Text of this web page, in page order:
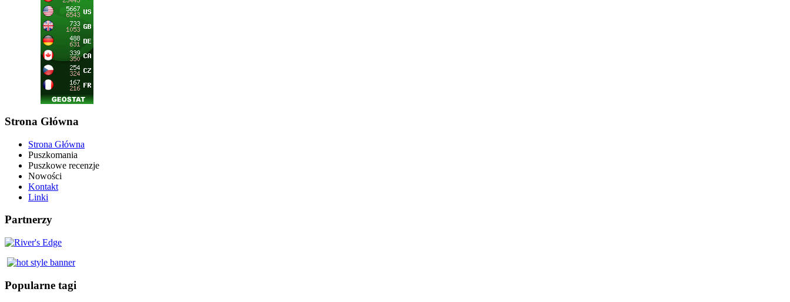
Strona Główna
Strona Główna
Puszkomania
Puszkowe recenzje
Nowości
Kontakt
Linki
Partnerzy
Popularne tagi